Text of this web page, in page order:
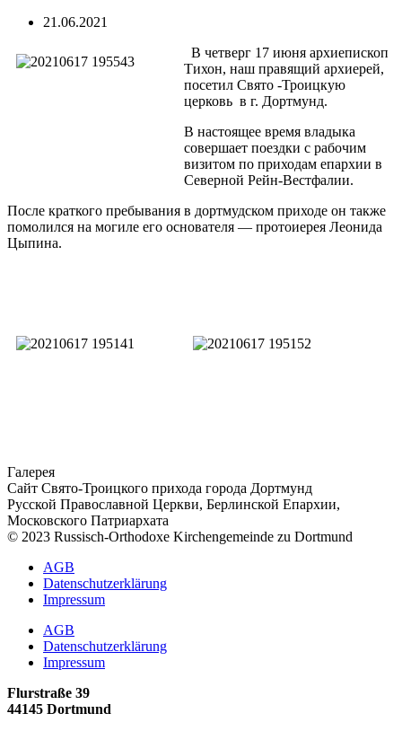
21.06.2021
В четверг 17 июня архиепископ
Тихон, наш правящий архиерей,
посетил Свято -Троицкую
церковь в г. Дортмунд.
В настоящее время владыка
совершает поездки с рабочим
визитом по приходам епархии в
Северной Рейн-Вестфалии.
После краткого пребывания в дортмудском приходе он также
помолился на могиле его основателя — протоиерея Леонида
Цыпина.
Галерея
Сайт Свято-Троицкого прихода города Дортмунд
Русской Православной Церкви, Берлинской Епархии,
Московского Патриархата
© 2023 Russisch-Orthodoxe Kirchengemeinde zu Dortmund
АGB
Datenschutzerklärung
Impressum
АGB
Datenschutzerklärung
Impressum
Flurstraße 39
44145 Dortmund